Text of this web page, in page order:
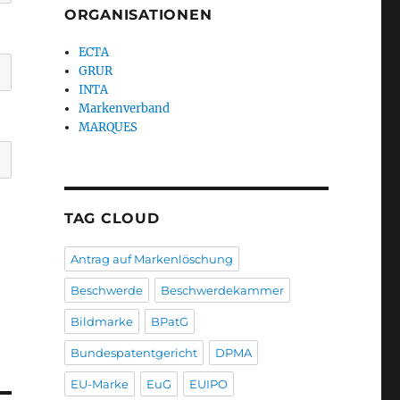
ORGANISATIONEN
ECTA
GRUR
INTA
Markenverband
MARQUES
TAG CLOUD
Antrag auf Markenlöschung
Beschwerde Beschwerdekammer
Bildmarke BPatG
Bundespatentgericht DPMA
EU-Marke EuG EUIPO